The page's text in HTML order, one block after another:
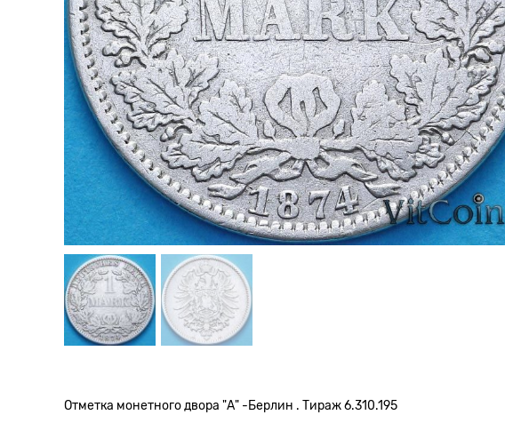
Отметка монетного двора "А" -Берлин . Тираж 6.310.195